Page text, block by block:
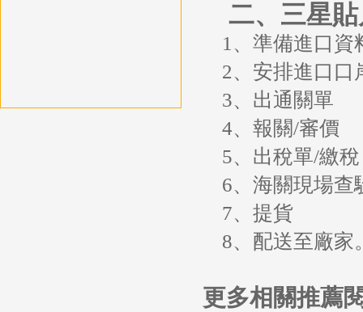
二、三星貼
1、準備進口資
2、安排進口口
3、出通關單
4、報關/審價
5、出稅單/繳稅
6、海關現場查
7、提貨
8、配送至廠家
更多相關推薦